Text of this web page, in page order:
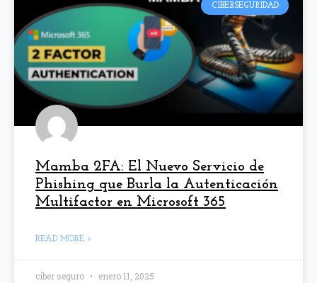
CIBERSEGURIDAD
Mamba 2FA: El Nuevo Servicio de
Phishing que Burla la Autenticación
Multifactor en Microsoft 365
READ MORE »
ciber seguro enero 11, 2025